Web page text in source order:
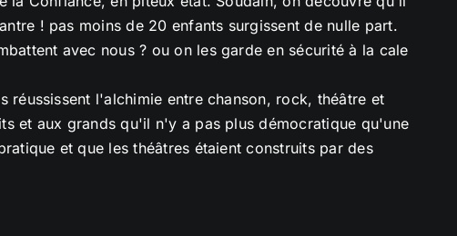
! pas moins de 20 enfants surgissent de nulle part.
avec nous ? ou on les garde en sécurité à la cale
l'alchimie entre chanson, rock, théâtre et
et aux grands qu'il n'y a pas plus démocratique qu'une
et que les théâtres étaient construits par des